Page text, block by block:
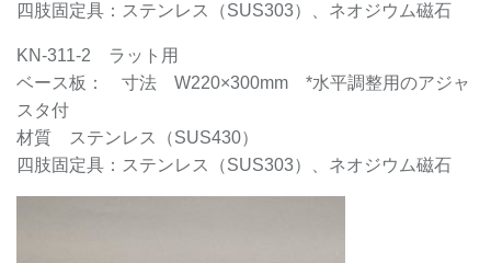
四肢固定具：ステンレス（SUS303）、ネオジウム磁石
KN-311-2 ラット用
ベース板： 寸法 W220×300mm *水平調整用のアジャ
スタ付
材質 ステンレス（SUS430）
四肢固定具：ステンレス（SUS303）、ネオジウム磁石